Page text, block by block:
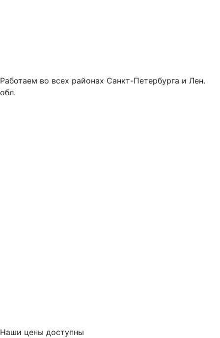
Работаем во всех районах Санкт-Петербурга и Лен.
обл.
Наши цены доступны